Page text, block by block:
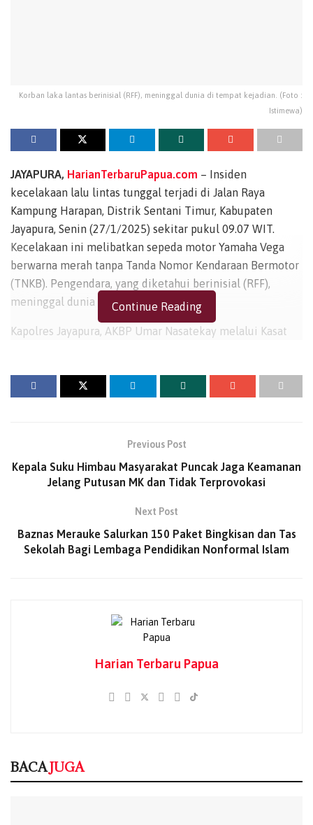
Korban laka lantas berinisial (RFF), meninggal dunia di tempat kejadian. (Foto :
Istimewa)
JAYAPURA, HarianTerbaruPapua.com – Insiden
kecelakaan lalu lintas tunggal terjadi di Jalan Raya
Kampung Harapan, Distrik Sentani Timur, Kabupaten
Jayapura, Senin (27/1/2025) sekitar pukul 09.07 WIT.
Kecelakaan ini melibatkan sepeda motor Yamaha Vega
berwarna merah tanpa Tanda Nomor Kendaraan Bermotor
(TNKB). Pengendara, yang diketahui berinisial (RFF),
meninggal dunia di tempat kejadian.
Kapolres Jayapura, AKBP Umar Nasatekay melalui Kasat
melaju dengan kecepatan tinggi dari arah Abepura
mendahului kendaraan lain dari sisi kiri. Namun, manuver
jalan berbahan besi.
“Akibat benturan keras, pengendara terpental keluar jalur
korban menyebabkan ia meninggal dunia di tempat,”
setempat mengevakuasi korban ke Rumah Sakit Yowari
Jayapura untuk proses lebih lanjut.
GKI Tanah Merah Buka Dapur Kemanusiaan
Continue Reading
Previous Post
Kepala Suku Himbau Masyarakat Puncak Jaga Keamanan
Jelang Putusan MK dan Tidak Terprovokasi
Next Post
Baznas Merauke Salurkan 150 Paket Bingkisan dan Tas
Sekolah Bagi Lembaga Pendidikan Nonformal Islam
Harian Terbaru Papua
BACAJUGA